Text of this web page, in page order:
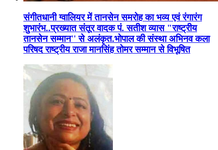
संगीतधानी ग्वालियर में तानसेन समरोह का भव्य एवं रंगारंग
शुभारंभ..प्रख्यात संतूर वादक पं. सतीश व्यास "राष्ट्रीय
तानसेन सम्मान'' से अलंकृत.भोपाल की संस्था अभिनव कला
परिषद राष्ट्रीय राजा मानसिंह तोमर सम्मान से विभूषित